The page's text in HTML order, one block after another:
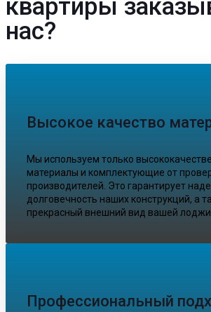
квартиры
нас?
Высокое качество
Мы используем только
материалы и комплектующие от
производителей. Это гарантирует
долговечность наших конструкций, а
прекрасный внешний вид вашей
Профессиональный